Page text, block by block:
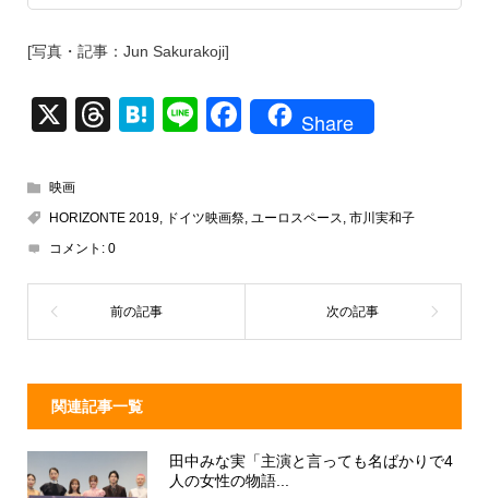
[写真・記事：Jun Sakurakoji]
X
T
a
d
s
H
n
Li
F
e
o
Share
映画
HORIZONTE 2019, ドイツ映画祭, ユーロスペース, 市川実和子
コメント: 0
関連記事一覧
田中みな実「主演と言っても名ばかりで4
人の女性の物語...